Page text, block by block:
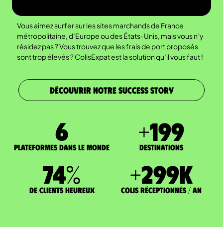
Vous aimez surfer sur les sites marchands de France
métropolitaine, d’Europe ou des États-Unis, mais vous n’y
résidez pas ? Vous trouvez que les frais de port proposés
sont trop élevés ? ColisExpat est la solution qu’il vous faut !
DÉCOUVRIR NOTRE SUCCESS STORY
7
Plateformes dans le monde
+200
DESTINATIONS
75%
de clients heureux
+300K
Colis réceptionnés / an